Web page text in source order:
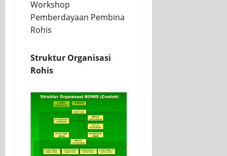
Workshop
Pemberdayaan Pembina
Rohis
Struktur Organisasi
Rohis